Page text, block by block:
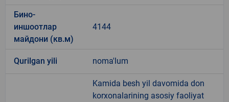
Бино-
иншоотлар
майдони (кв.м)
4144
Qurilgan yili noma'lum
Kamida besh yil davomida don
korxonalarining asosiy faoliyat